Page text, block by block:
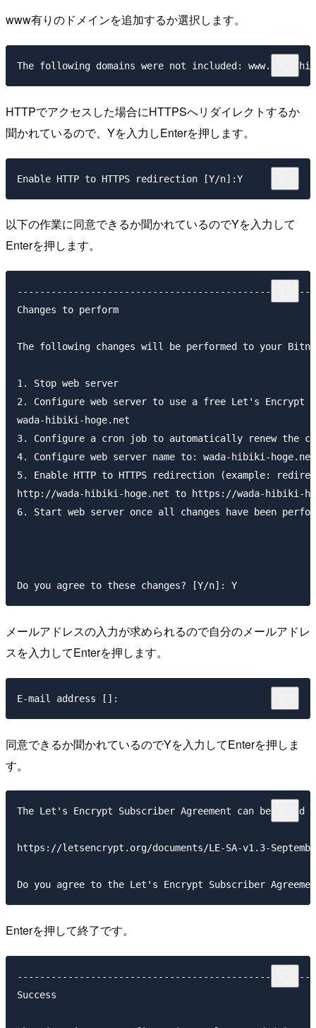
www有りのドメインを追加するか選択します。
HTTPでアクセスした場合にHTTPSへリダイレクトするか
聞かれているので、Yを入力しEnterを押します。
以下の作業に同意できるか聞かれているのでYを入力して
Enterを押します。
Changes to perform
The following changes will be performed to your
1. Stop web server
2. Configure web server to use a free Let's
wada-hibiki-hoge.net
3. Configure a cron job to automatically renew the
4. Configure web server name to: wada-hibiki-hoge.net
5. Enable HTTP to HTTPS redirection (example:
http://wada-hibiki-hoge.net to https://wada-hibiki-
6. Start web server once all changes have been
メールアドレスの入力が求められるので自分のメールアドレ
スを入力してEnterを押します。
同意できるか聞かれているのでYを入力してEnterを押しま
す。
The Let's Encrypt Subscriber Agreement can be found
https://letsencrypt.org/documents/LE-SA-v1.3-
Enterを押して終了です。
Success